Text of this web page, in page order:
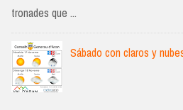
tronades que ...
Sábado con claros y